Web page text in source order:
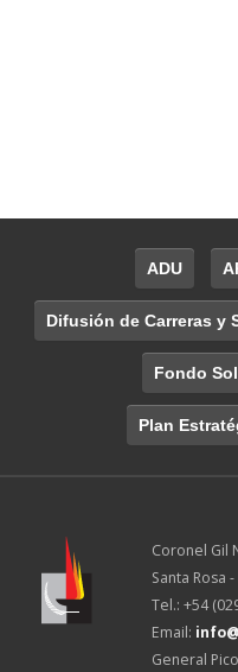
ADU
Difusión de Carreras y
Fondo
Plan
Coronel Gil
Santa Rosa
Tel.: +54
Email:
General